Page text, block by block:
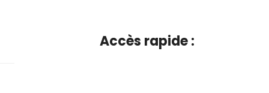
Accès rapide :